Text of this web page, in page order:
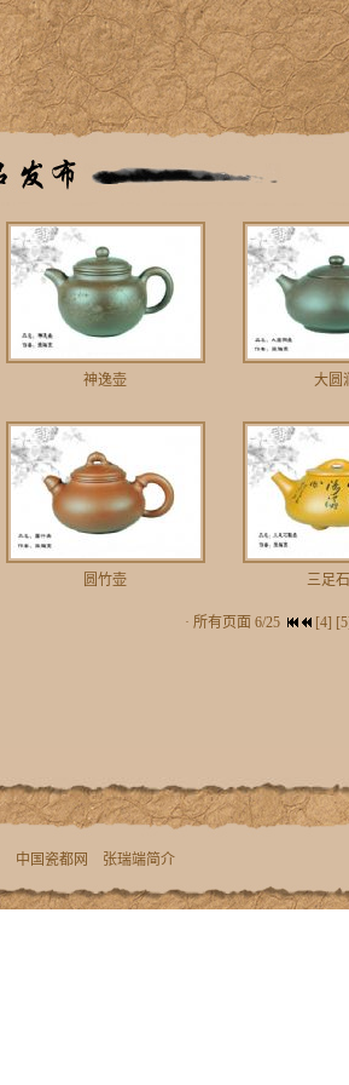
神逸壶 大圆
圆竹壶 三足
· 所有页面 6/25 [4] [5]
中国瓷都网 张瑞端简介